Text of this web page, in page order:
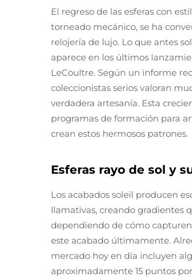
El regreso de las esferas con
torneado mecánico, se ha
relojería de lujo. Lo que antes
aparece en los últimos
LeCoultre. Según un informe
coleccionistas serios valoran
verdadera artesanía. Esta
programas de formación para
crean estos hermosos patrones.
Esferas rayo de sol y
Los acabados soleil producen
llamativas, creando gradientes
dependiendo de cómo
este acabado últimamente.
mercado hoy en día incluyen
aproximadamente 15 puntos